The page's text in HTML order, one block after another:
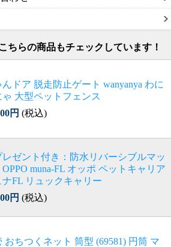
ちらの商品もチェックしています！
んドア 脱走防止ゲート wanyanya わに
ゃ 大型ペットフェンス
円 (税込)
レゼント付き：防水リバーシブルマッ
OPPO muna-FL オッポ ペットキャリア
ナFL リュックキャリー
円 (税込)
おちつくネット 筒型 (69581) 円筒 マ